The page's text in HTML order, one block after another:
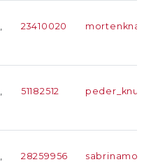
23410020
51182512
28259956